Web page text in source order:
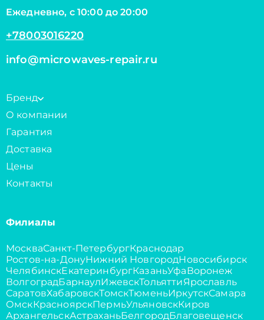
Ежедневно, с 10:00 до 20:00
+78003016220
info@microwaves-repair.ru
Бренд
О компании
Гарантия
Доставка
Цены
Контакты
Филиалы
МоскваСанкт-ПетербургКраснодар
Ростов-на-ДонуНижний НовгородНовосибирск
ЧелябинскЕкатеринбургКазаньУфаВоронеж
ВолгоградБарнаулИжевскТольяттиЯрославль
СаратовХабаровскТомскТюменьИркутскСамара
ОмскКрасноярскПермьУльяновскКиров
АрхангельскАстраханьБелгородБлаговещенск